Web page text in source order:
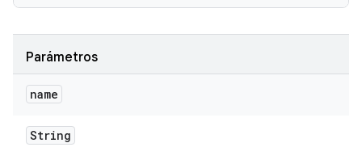
Parámetros
name
String